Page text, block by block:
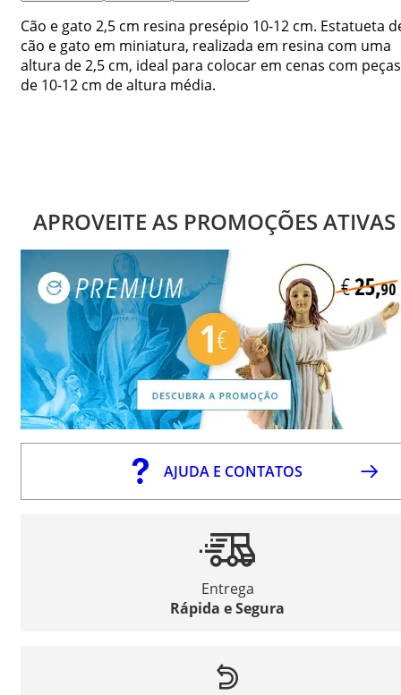
Cão e gato 2,5 cm resina presépio 10-12 cm. Estatueta
cão e gato em miniatura, realizada em resina com uma
altura de 2,5 cm, ideal para colocar em cenas com peças
de 10-12 cm de altura média.
APROVEITE AS PROMOÇÕES ATIVAS
AJUDA E CONTATOS
Entrega
Rápida e Segura